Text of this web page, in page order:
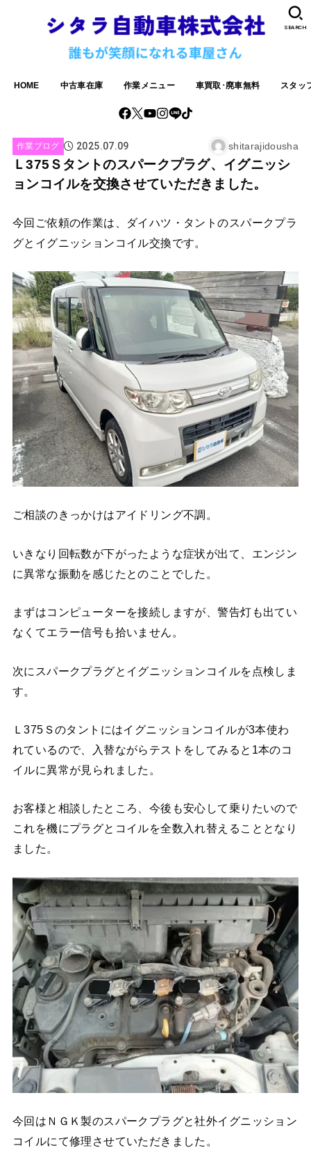
HOME 中古車在庫 作業メニュー 車買取･廃車無料 スタッ
SEARCH
作業ブログ 2025.07.09 shitarajidousha
Ｌ375Ｓタントのスパークプラグ、イグニッシ
ョンコイルを交換させていただきました。
今回ご依頼の作業は、ダイハツ・タントのスパークプラ
グとイグニッションコイル交換です。
ご相談のきっかけはアイドリング不調。
いきなり回転数が下がったような症状が出て、エンジン
に異常な振動を感じたとのことでした。
まずはコンピューターを接続しますが、警告灯も出てい
なくてエラー信号も拾いません。
次にスパークプラグとイグニッションコイルを点検しま
す。
Ｌ375Ｓのタントにはイグニッションコイルが3本使わ
れているので、入替ながらテストをしてみると1本のコ
イルに異常が見られました。
お客様と相談したところ、今後も安心して乗りたいので
これを機にプラグとコイルを全数入れ替えることとなり
ました。
今回はＮＧＫ製のスパークプラグと社外イグニッション
コイルにて修理させていただきました。